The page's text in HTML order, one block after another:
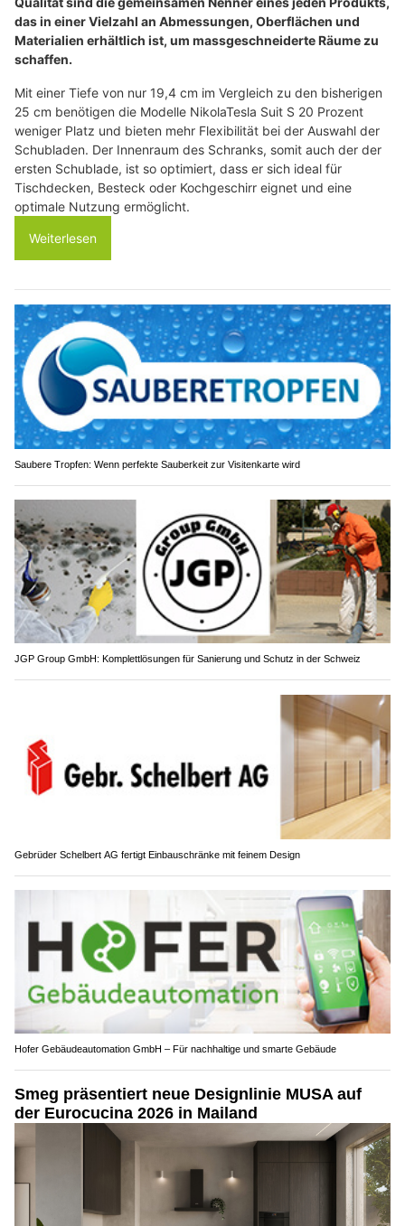
das in einer Vielzahl an Abmessungen, Oberflächen und
Materialien erhältlich ist, um massgeschneiderte Räume zu
schaffen.
Mit einer Tiefe von nur 19,4 cm im Vergleich zu den bisherigen
25 cm benötigen die Modelle NikolaTesla Suit S 20 Prozent
weniger Platz und bieten mehr Flexibilität bei der Auswahl der
Schubladen. Der Innenraum des Schranks, somit auch der der
ersten Schublade, ist so optimiert, dass er sich ideal für
Tischdecken, Besteck oder Kochgeschirr eignet und eine
optimale Nutzung ermöglicht.
Weiterlesen
Saubere Tropfen: Wenn perfekte Sauberkeit zur Visitenkarte wird
JGP Group GmbH: Komplettlösungen für Sanierung und Schutz in der Schweiz
Gebrüder Schelbert AG fertigt Einbauschränke mit feinem Design
Hofer Gebäudeautomation GmbH – Für nachhaltige und smarte Gebäude
Smeg präsentiert neue Designlinie MUSA auf
der Eurocucina 2026 in Mailand